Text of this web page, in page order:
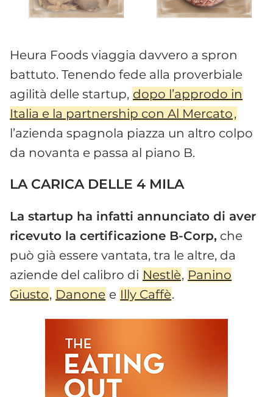
Heura Foods viaggia davvero a spron
battuto. Tenendo fede alla proverbiale
agilità delle startup, dopo l’approdo in
Italia e la partnership con Al Mercato,
l’azienda spagnola piazza un altro colpo
da novanta e passa al piano B.
LA CARICA DELLE 4 MILA
La startup ha infatti annunciato di aver
ricevuto la certificazione B-Corp, che
può già essere vantata, tra le altre, da
aziende del calibro di Nestlè, Panino
Giusto, Danone e Illy Caffè.